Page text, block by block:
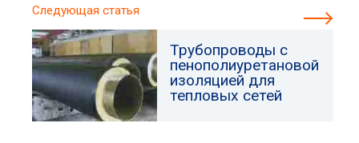
Следующая статья
Трубопроводы с
пенополиуретановой
изоляцией для
тепловых сетей